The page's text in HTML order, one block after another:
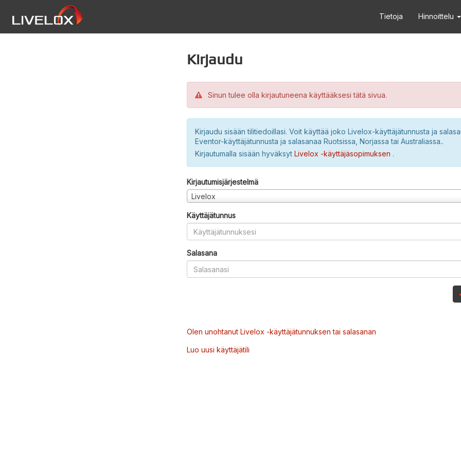
Tietoja Hinnoittelu
Kirjaudu
Sinun tulee olla kirjautuneena käyttääksesi tätä sivua.
Kirjaudu sisään tilitiedoillasi. Voit käyttää joko Livelox-käyttäjätunnusta ja
Eventor-käyttäjätunnusta ja salasanaa Ruotsissa, Norjassa tai Australiassa..
Kirjautumalla sisään hyväksyt Livelox -käyttäjäsopimuksen .
Kirjautumisjärjestelmä
Livelox
Käyttäjätunnus
Salasana
Olen unohtanut Livelox -käyttäjätunnuksen tai salasanan
Luo uusi käyttäjätili